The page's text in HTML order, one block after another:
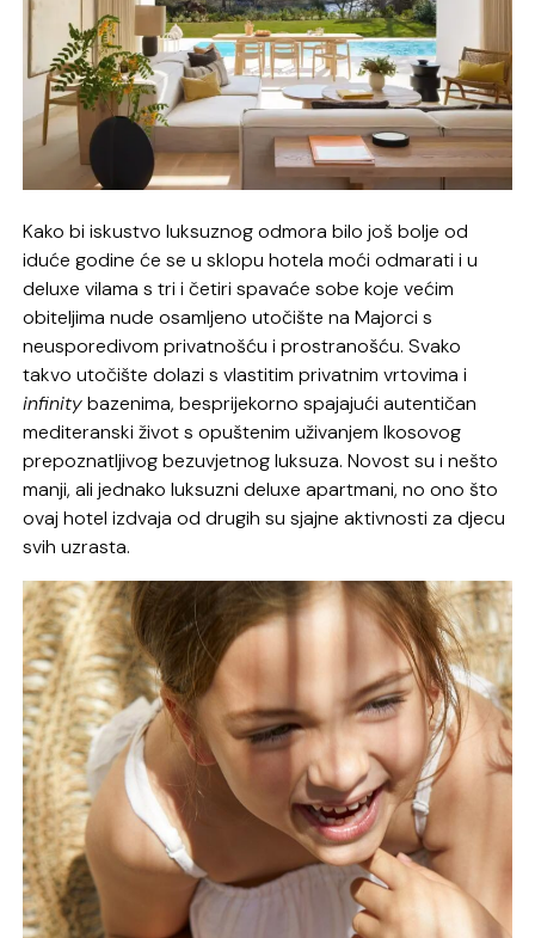
Kako bi iskustvo luksuznog odmora bilo još bolje od
iduće godine će se u sklopu hotela moći odmarati i u
deluxe vilama s tri i četiri spavaće sobe koje većim
obiteljima nude osamljeno utočište na Majorci s
neusporedivom privatnošću i prostranošću. Svako
takvo utočište dolazi s vlastitim privatnim vrtovima i
infinitybazenima, besprijekorno spajajući autentičan
mediteranski život s opuštenim uživanjem Ikosovog
prepoznatljivog bezuvjetnog luksuza. Novost su i nešto
manji, ali jednako luksuzni deluxe apartmani, no ono što
ovaj hotel izdvaja od drugih su sjajne aktivnosti za djecu
svih uzrasta.